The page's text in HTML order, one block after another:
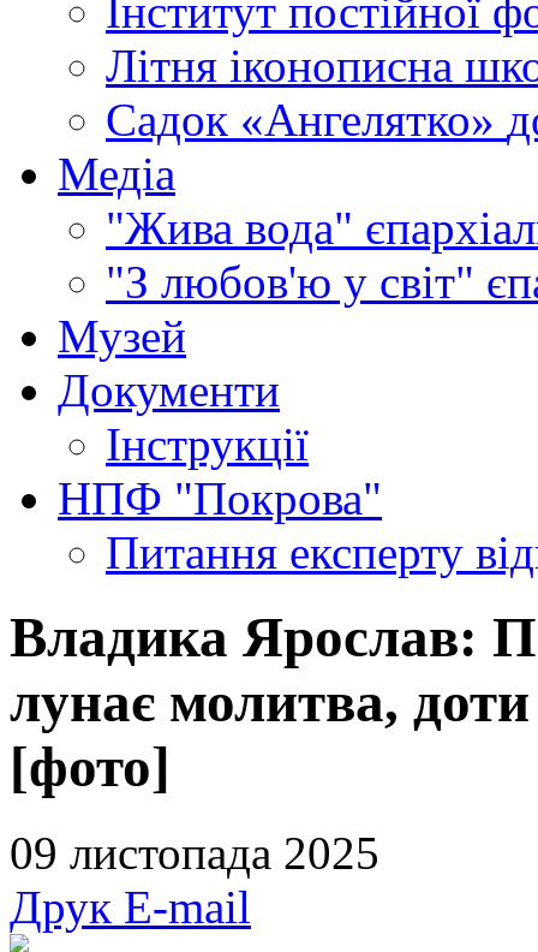
Інститут постійної
Літня іконописна
Садок «Ангелятко»
Медіа
"Жива вода"
"З любов'ю у світ"
Музей
Документи
Інструкції
НПФ "Покрова"
Питання експерту
Владика Ярослав:
лунає молитва,
[фото]
09 листопада 2025
Друк E-mail